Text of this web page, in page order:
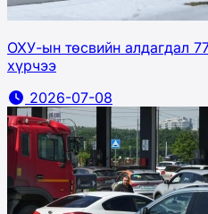
ОХУ-ын төсвийн алдагдал
хүрчээ
2026-07-08